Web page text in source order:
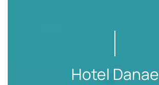
Hotel Danae